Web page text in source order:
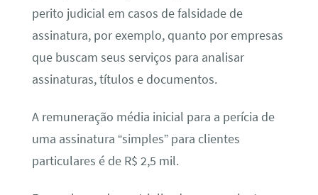
perito judicial em casos de falsidade de
assinatura, por exemplo, quanto por empresas
que buscam seus serviços para analisar
assinaturas, títulos e documentos.
A remuneração média inicial para a perícia de
uma assinatura “simples” para clientes
particulares é de R$ 2,5 mil.